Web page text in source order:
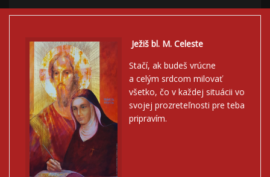
Ježiš bl. M. Celeste
Stačí, ak budeš vrúcne
a celým srdcom milovať
všetko, čo v každej situácii vo
svojej prozreteľnosti pre teba
pripravím.